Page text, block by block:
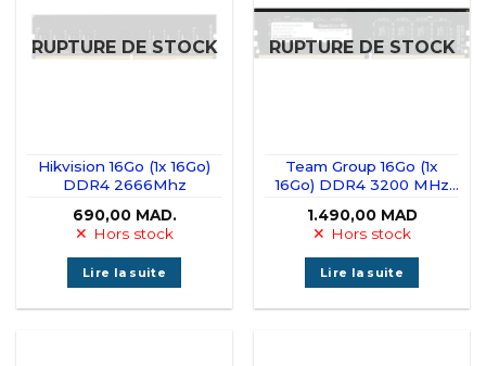
RUPTURE DE STOCK
Hikvision 16Go (1x 16Go)
DDR4 2666Mhz
690,00 MAD.
Hors stock
Lire la suite
RUPTURE DE STOCK
Team Group 16Go (1x
16Go) DDR4 3200 MHz
1.490,00 MAD
Hors stock
Lire la suite